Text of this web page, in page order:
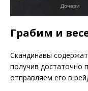
Грабим и
Скандинавы
получив достаточно
отправляем его в